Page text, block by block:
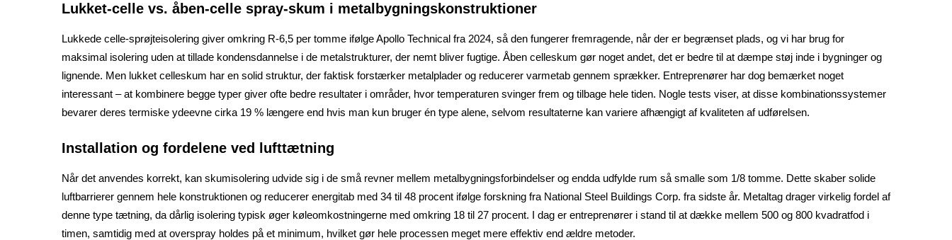
Lukket-celle vs. åben-celle spray-skum i metalbygningskonstruktioner
Lukkede celle-sprøjteisolering giver omkring R-6,5 per tomme ifølge Apollo Technical fra 2024, så den fungerer fremragende, når der er begrænset plads, og vi har brug for
maksimal isolering uden at tillade kondensdannelse i de metalstrukturer, der nemt bliver fugtige. Åben celleskum gør noget andet, det er bedre til at dæmpe støj inde i bygninger og
lignende. Men lukket celleskum har en solid struktur, der faktisk forstærker metalplader og reducerer varmetab gennem sprækker. Entreprenører har dog bemærket noget
interessant – at kombinere begge typer giver ofte bedre resultater i områder, hvor temperaturen svinger frem og tilbage hele tiden. Nogle tests viser, at disse kombinationssystemer
bevarer deres termiske ydeevne cirka 19 % længere end hvis man kun bruger én type alene, selvom resultaterne kan variere afhængigt af kvaliteten af udførelsen.
Installation og fordelene ved lufttætning
Når det anvendes korrekt, kan skumisolering udvide sig i de små revner mellem metalbygningsforbindelser og endda udfylde rum så smalle som 1/8 tomme. Dette skaber solide
luftbarrierer gennem hele konstruktionen og reducerer energitab med 34 til 48 procent ifølge forskning fra National Steel Buildings Corp. fra sidste år. Metaltag drager virkelig fordel af
denne type tætning, da dårlig isolering typisk øger køleomkostningerne med omkring 18 til 27 procent. I dag er entreprenører i stand til at dække mellem 500 og 800 kvadratfod i
timen, samtidig med at overspray holdes på et minimum, hvilket gør hele processen meget mere effektiv end ældre metoder.